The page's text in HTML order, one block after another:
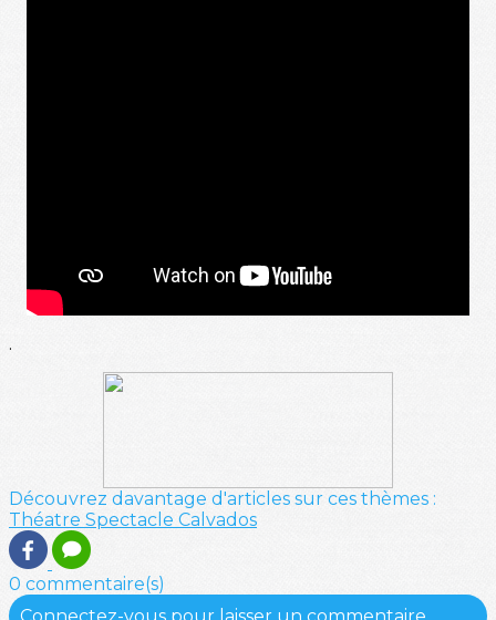
.
Découvrez davantage d'articles sur ces thèmes :
Théatre Spectacle Calvados
0 commentaire(s)